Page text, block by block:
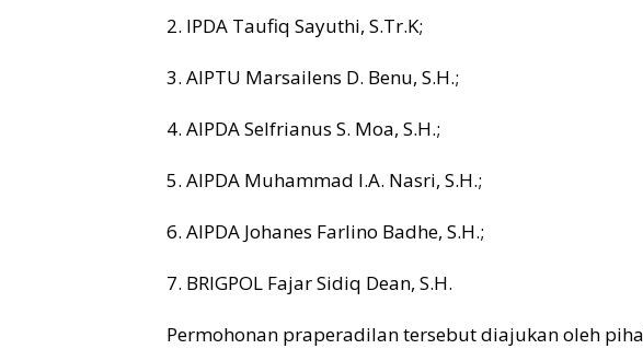
2. IPDA Taufiq Sayuthi, S.Tr.K;
3. AIPTU Marsailens D. Benu, S.H.;
4. AIPDA Selfrianus S. Moa, S.H.;
5. AIPDA Muhammad I.A. Nasri, S.H.;
6. AIPDA Johanes Farlino Badhe, S.H.;
7. BRIGPOL Fajar Sidiq Dean, S.H.
Permohonan praperadilan tersebut diajukan oleh